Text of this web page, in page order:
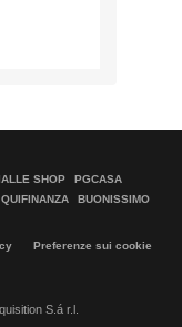
SHOP
PGCASA
QUIFINANZA
BUONISSIMO
Preferenze sui cookie
S.á r.l.